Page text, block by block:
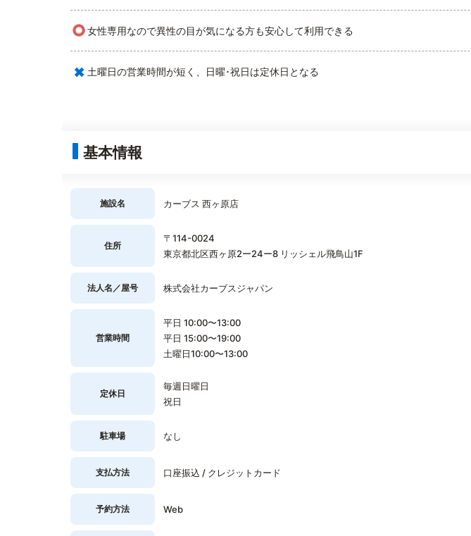
○女性専用なので異性の目が気になる方も安心して利用できる
× 土曜日の営業時間が短く、日曜･祝日は定休日となる
基本情報
施設名 カーブス 西ヶ原店
住所
〒114-0024
東京都北区西ヶ原2ー24ー8 リッシェル飛鳥山1F
法人名／屋号 株式会社カーブスジャパン
営業時間
平日 10:00〜13:00
平日 15:00〜19:00
土曜日10:00〜13:00
定休日
毎週日曜日
祝日
駐車場 なし
支払方法 口座振込 / クレジットカード
予約方法 Web